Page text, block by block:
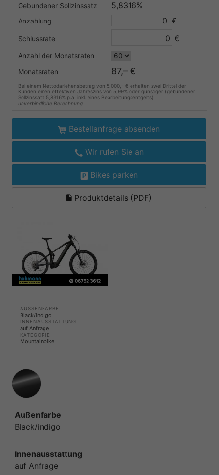
Gebundener Sollzinssatz 5,8316%
Anzahlung €
Schlussrate €
Anzahl der Monatsraten
Monatsraten
87,– €
Bei einem Nettodarlehensbetrag von 5.000,- € erhalten zwei Drittel der
Kunden einen effektiven Jahreszins von 5,99% oder günstiger (gebundener
Sollzinssatz 5,8316% p.a. inkl. eines Bearbeitungsentgelts).
unverbindliche Berechnung
Bestellanfrage absenden
Wir rufen Sie an
Bikes parken
Produktdetails (PDF)
AUSSENFARBE
Black/indigo
INNENAUSSTATTUNG
auf Anfrage
KATEGORIE
Mountainbike
Außenfarbe
Black/indigo
Innenausstattung
auf Anfrage